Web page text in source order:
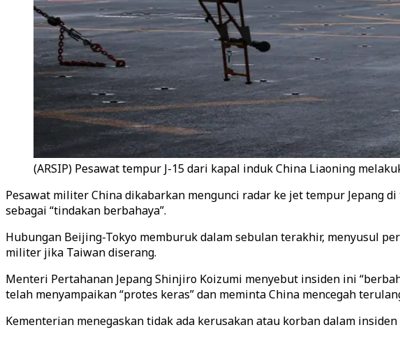
(ARSIP) Pesawat tempur J-15 dari kapal induk China Liaoning
Pesawat militer China dikabarkan mengunci radar ke jet tempur Jepang
sebagai “tindakan berbahaya”.
Hubungan Beijing-Tokyo memburuk dalam sebulan terakhir, menyusul
militer jika Taiwan diserang.
Menteri Pertahanan Jepang Shinjiro Koizumi menyebut insiden ini
telah menyampaikan “protes keras” dan meminta China mencegah
Kementerian menegaskan tidak ada kerusakan atau korban dalam